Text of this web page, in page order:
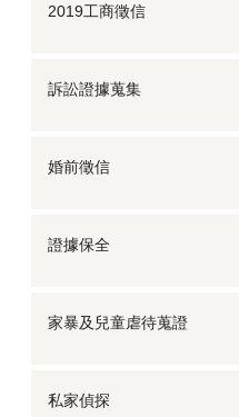
2019工商徵信
訴訟證據蒐集
婚前徵信
證據保全
家暴及兒童虐待蒐證
私家偵探